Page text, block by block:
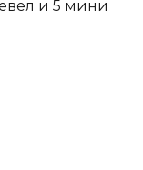
и 5 мини